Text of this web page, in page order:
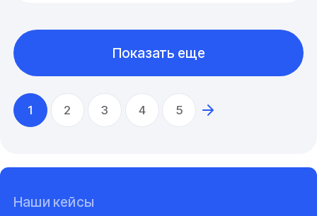
1 2 3 4 5
Показать еще
Наши кейсы